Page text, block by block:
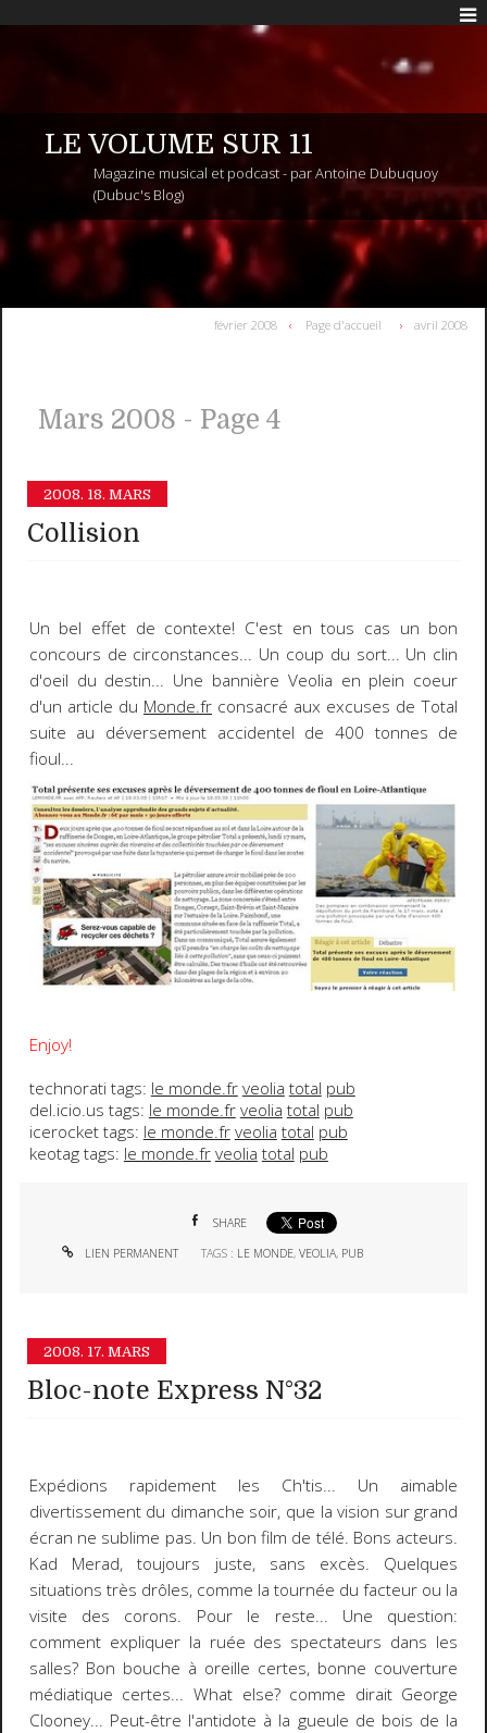
LE VOLUME SUR 11
Magazine musical et podcast - par Antoine Dubuquoy
(Dubuc's Blog)
février 2008 Page d'accueil avril 2008
Mars 2008 - Page 4
2008. 18. MARS
Collision
Un bel effet de contexte! C'est en tous cas un bon
concours de circonstances... Un coup du sort... Un clin
d'oeil du destin... Une bannière Veolia en plein coeur
d'un article du Monde.frconsacré aux excuses deTotal
suite au déversement accidentel de 400 tonnes de
fioul...
Enjoy!
technorati tags: le monde.frveolia total pub
del.icio.us tags: le monde.frveolia total pub
icerocket tags: le monde.frveolia total pub
keotag tags: le monde.frveolia total pub
SHARE
LIEN PERMANENT TAGS : LE MONDE,VEOLIA, PUB
2008. 17. MARS
Bloc-note Express N°32
Expédions rapidement les Ch'tis... Un aimable
divertissementdu dimanche soir, que la vision sur grand
écran ne sublime pas. Un bon film de télé. Bons acteurs.
Kad Merad, toujours juste, sans excès. Quelques
situations très drôles, comme la tournée du facteur ou la
visite des corons. Pour le reste... Une question:
comment expliquer la ruée des spectateurs dans les
salles? Bon bouche à oreille certes, bonne couverture
médiatique certes... What else?comme dirait George
Clooney... Peut-être l'antidote à la gueule de bois de la